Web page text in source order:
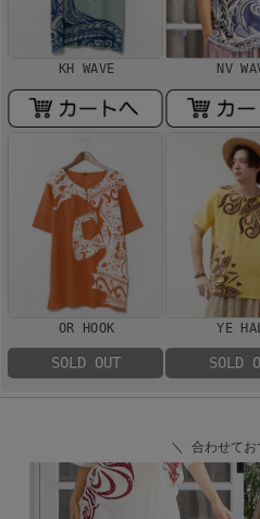
KH WAVE NV
OR HOOK
SOLD OUT
YE
SOLD
＼ 合わせて